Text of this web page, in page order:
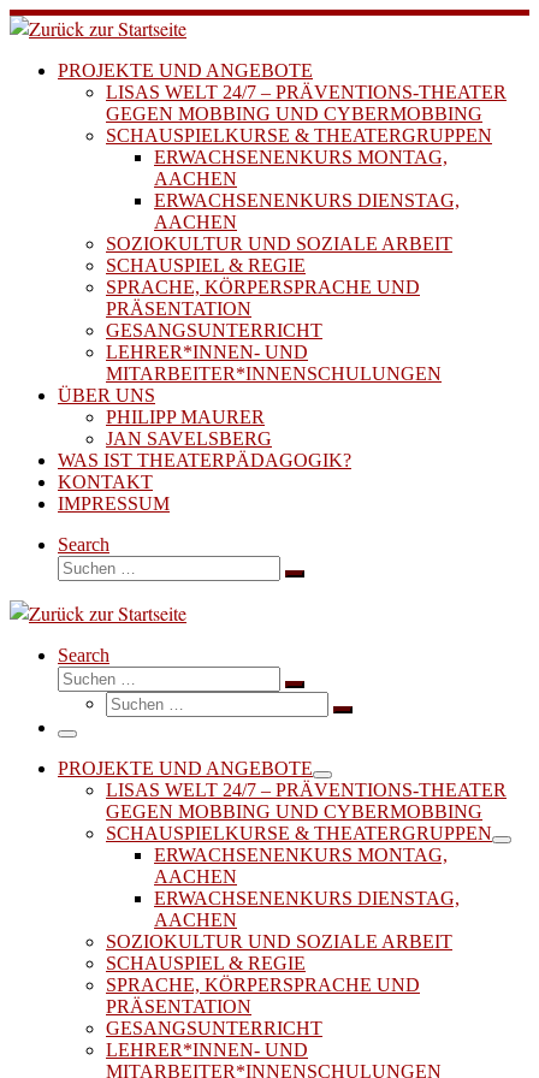
Zum
Inhalt
springenPROJEKTE UND ANGEBOTE
LISAS WELT 24/7 – PRÄVENTIONS-THEATER
GEGEN MOBBING UND CYBERMOBBING
SCHAUSPIELKURSE & THEATERGRUPPEN
ERWACHSENENKURS MONTAG,
AACHEN
ERWACHSENENKURS DIENSTAG,
AACHEN
SOZIOKULTUR UND SOZIALE ARBEIT
SCHAUSPIEL & REGIE
SPRACHE, KÖRPERSPRACHE UND
PRÄSENTATION
GESANGSUNTERRICHT
LEHRER*INNEN- UND
MITARBEITER*INNENSCHULUNGEN
ÜBER UNS
PHILIPP MAURER
JAN SAVELSBERG
WAS IST THEATERPÄDAGOGIK?
KONTAKT
IMPRESSUM
Search
Suche
Suchen …
Search
Suche
Suchen …
Suche
Suchen …
Menü
PROJEKTE UND ANGEBOTE
LISAS WELT 24/7 – PRÄVENTIONS-THEATER
GEGEN MOBBING UND CYBERMOBBING
SCHAUSPIELKURSE & THEATERGRUPPEN
ERWACHSENENKURS MONTAG,
AACHEN
ERWACHSENENKURS DIENSTAG,
AACHEN
SOZIOKULTUR UND SOZIALE ARBEIT
SCHAUSPIEL & REGIE
SPRACHE, KÖRPERSPRACHE UND
PRÄSENTATION
GESANGSUNTERRICHT
LEHRER*INNEN- UND
MITARBEITER*INNENSCHULUNGEN